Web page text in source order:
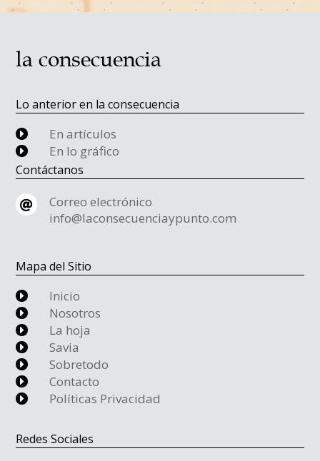
la consecuencia
Lo anterior en la consecuencia
E En artículos
E En lo gráfico
Contáctanos

Correo electrónico
info@laconsecuenciaypunto.com
Mapa del Sitio
E Inicio
E Nosotros
E La hoja
E Savia
E Sobretodo
E Contacto
E Políticas Privacidad
Redes Sociales